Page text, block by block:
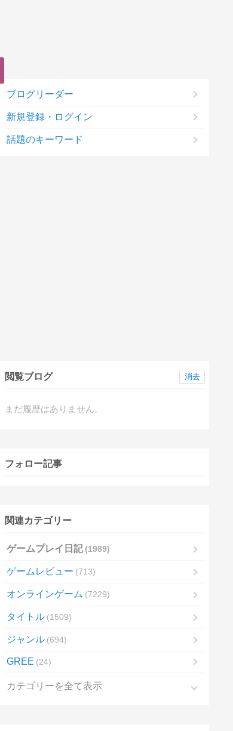
ブログリーダー
新規登録・ログイン
話題のキーワード
閲覧ブログ
まだ履歴はありません。
消去
フォロー記事
関連カテゴリー
ゲームプレイ日記 1989
ゲームレビュー 713
オンラインゲーム 7229
タイトル 1509
ジャンル 694
GREE 24
カテゴリーを全て表示